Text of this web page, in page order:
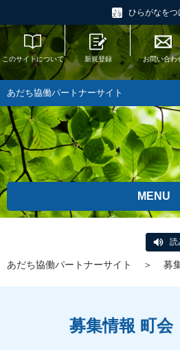
ひらがなをつ
このサイトについて 新規登録 お問い合わ
あだち協働パートナーサイト
MENU
読
あだち協働パートナーサイト ＞ 募
募集情報 町会